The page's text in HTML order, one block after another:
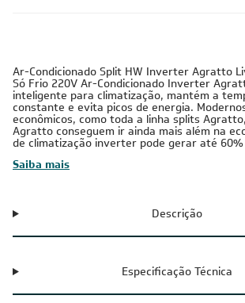
Ar-Condicionado Split HW Inverter Agratto
Só Frio 220V Ar-Condicionado Inverter
inteligente para climatização, mantém a
constante e evita picos de energia.
econômicos, como toda a linha splits
Agratto conseguem ir ainda mais além na
de climatização inverter pode gerar até 60%
Saiba mais
Descrição
Especificação Técnica